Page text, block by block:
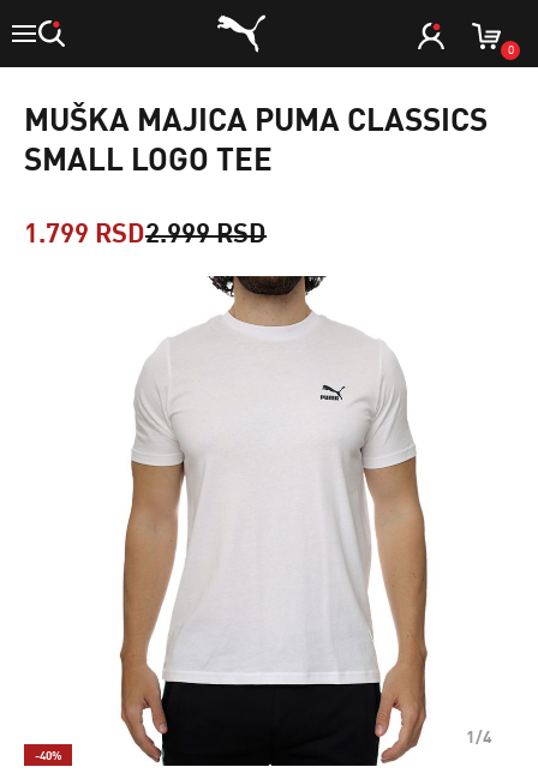
0
MUŠKA MAJICA PUMA CLASSICS
SMALL LOGO TEE
1.799 RSD2.999 RSD
1/4
-40%